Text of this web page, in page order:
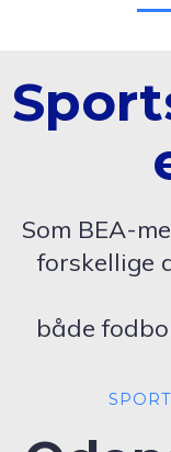
Som BEA-
forskellige
både